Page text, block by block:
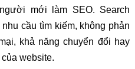
mới làm SEO. Search
cầu tìm kiếm, không phản
khả năng chuyển đổi hay
website.